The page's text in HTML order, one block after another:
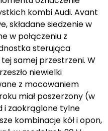
kombi Audi. Avant
składane siedzenie w
w połączeniu z
sterująca
samej przestrzeni. W
niewielki
z mocowaniem
miał poszerzony (w
i zaokrąglone tylne
kombinacje kół i opon,